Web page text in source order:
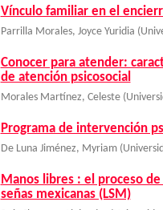
Vínculo familiar en el
Parrilla Morales, Joyce Yuridia (
Conocer para atender:
de atención psicosocial
Morales Martínez, Celeste (
Programa de intervención
De Luna Jiménez, Myriam (
Manos libres : el proceso
señas mexicanas (LSM)